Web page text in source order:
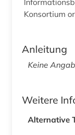
Konsortium
Anleitung
Keine
Weitere
Alternative